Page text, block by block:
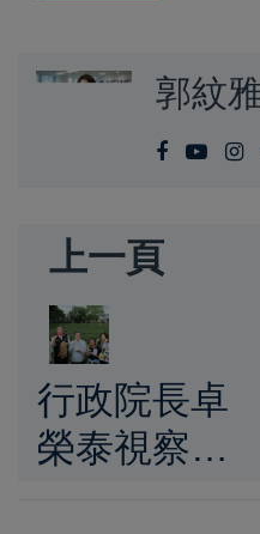
郭紋
上一頁
行政院長卓
榮泰視察花